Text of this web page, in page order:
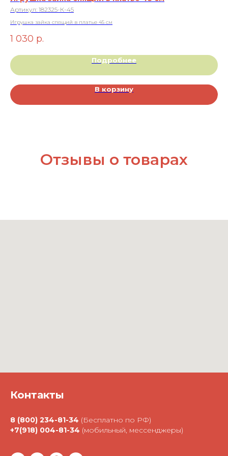
Артикул: 182325-К-45
Игрушка зайка спящий в платье 45 см
1 030 р.
Подробнее
В корзину
Отзывы о товарах
Контакты
8 (800) 234-81-34 (Бесплатно по РФ)
+7(918) 004-81-34 (мобильный, мессенджеры)